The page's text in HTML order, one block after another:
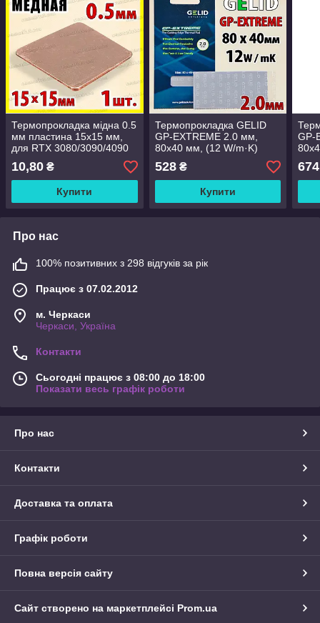
Термопрокладка мідна 0.5
мм пластина 15x15 мм,
для RTX 3080/3090/4090
та ігрових ноутбуків
10,80 ₴
Купити
Термопрокладка GELID
GP-EXTREME 2.0 мм,
80x40 мм, (12 W/m·K)
сіра, сумісно з RTX
3080/3090/4090 та
ноутбуками
528₴
Купити
GP-
674
Про нас
100% позитивних з 298 відгуків за рік
Працює з 07.02.2012
м. Черкаси
Черкаси, Україна
Контакти
Сьогодні працює з 08:00 до 18:00
Показати весь графік роботи
Про нас
Контакти
Доставка та оплата
Графік роботи
Повна версія сайту
Сайт створено на маркетплейсі Prom.ua